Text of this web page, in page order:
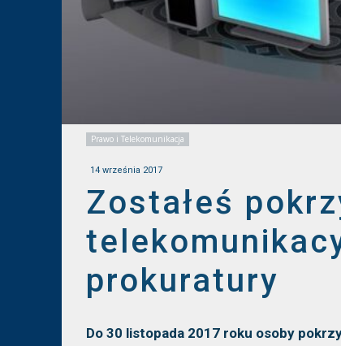
Prawo i Telekomunikacja
14 września 2017
Zostałeś
prokuratury
Do 30 listopada 2017 roku osoby